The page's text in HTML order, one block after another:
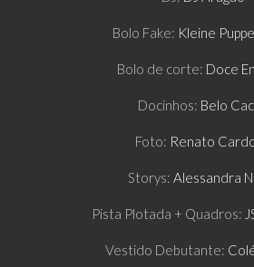
Bolo Fake: Kleine
Bolo de corte: Doce
Docinhos: Belo
Foto: Renato
Storys: Alessandra
Pista Plotada + Quadros:
Vestido Debutante: